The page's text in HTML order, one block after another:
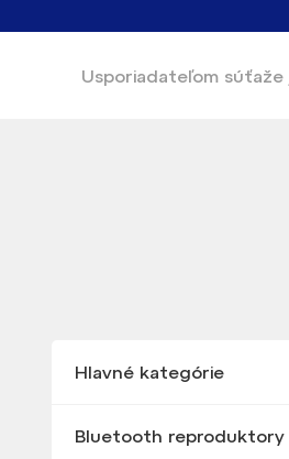
Usporiadateľom súťaže
Hlavné kategórie
Bluetooth reproduktory